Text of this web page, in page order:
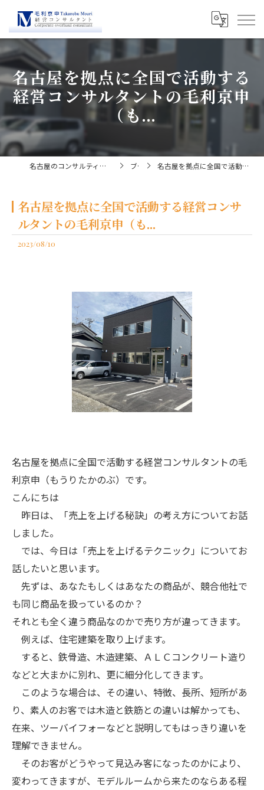
名古屋を拠点に全国で活動する
経営コンサルタントの毛利京申
（も...
名古屋のコンサルティングなら経営コンサルタント毛利京申 ブログ 名古屋を拠点に全国で活動する経営コンサルタントの毛利京申（も...
名古屋を拠点に全国で活動する経営コンサ
ルタントの毛利京申（も...
2023/08/10
名古屋を拠点に全国で活動する経営コンサルタントの毛
利京申（もうりたかのぶ）です。
こんにちは
昨日は、「売上を上げる秘訣」の考え方についてお話
しました。
では、今日は「売上を上げるテクニック」についてお
話したいと思います。
先ずは、あなたもしくはあなたの商品が、競合他社で
も同じ商品を扱っているのか？
それとも全く違う商品なのかで売り方が違ってきます。
例えば、住宅建築を取り上げます。
すると、鉄骨造、木造建築、ＡＬＣコンクリート造り
などと大まかに別れ、更に細分化してきます。
このような場合は、その違い、特徴、長所、短所があ
り、素人のお客では木造と鉄筋との違いは解かっても、
在来、ツーバイフォーなどと説明してもはっきり違いを
理解できません。
そのお客がどうやって見込み客になったのかにより、
変わってきますが、モデルルームから来たのならある程